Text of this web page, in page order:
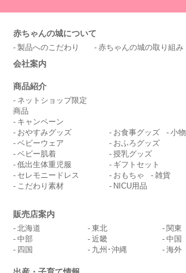
赤ちゃんの城について
製品へのこだわり 赤ちゃんの城の取り組み
会社案内
商品紹介
ネットショップ限定
商品
キャンペーン
おやすみグッズ
ベビーウェア
ベビー肌着
低出生体重児服
セレモニードレス
こだわり素材
お食事グッズ
小物
おふろグッズ
授乳グッズ
ギフトセット
おもちゃ
雑貨
NICU用品
販売店案内
北海道 東北
関東
中部
近畿
中国
四国
九州･沖縄 海外